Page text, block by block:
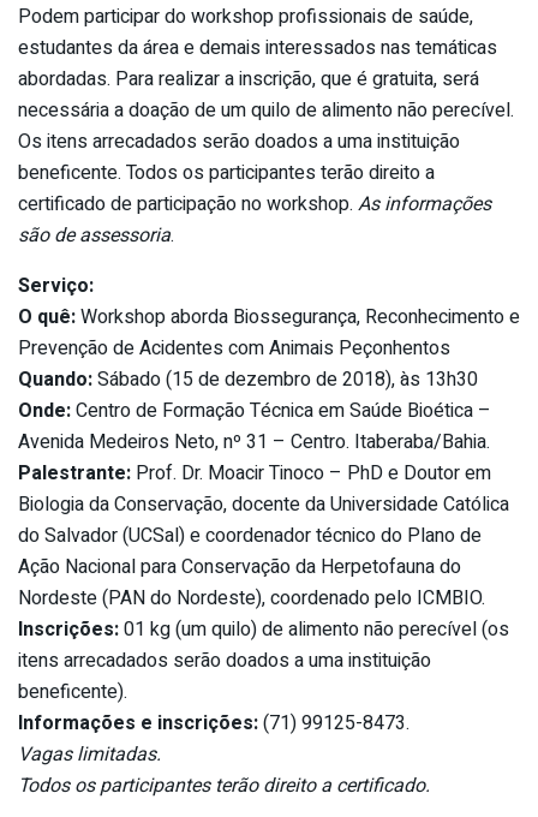
Podem participar do workshop profissionais de saúde,
estudantes da área e demais interessados nas temáticas
abordadas. Para realizar a inscrição, que é gratuita, será
necessária a doação de um quilo de alimento não perecível.
Os itens arrecadados serão doados a uma instituição
beneficente. Todos os participantes terão direito a
certificado de participação no workshop. As informações
são de assessoria.
Serviço:
O quê:Workshop aborda Biossegurança, Reconhecimento e
Prevenção de Acidentes com Animais Peçonhentos
Quando:Sábado (15 de dezembro de 2018), às 13h30
Onde:Centro de Formação Técnica em Saúde Bioética –
Avenida Medeiros Neto, nº 31 – Centro. Itaberaba/Bahia.
Palestrante: Prof. Dr. Moacir Tinoco – PhD e Doutor em
Biologia da Conservação, docente da Universidade Católica
do Salvador (UCSal) e coordenador técnico do Plano de
Ação Nacional para Conservação da Herpetofauna do
Nordeste (PAN do Nordeste), coordenado pelo ICMBIO.
Inscrições:01 kg (um quilo) de alimento não perecível (os
itens arrecadados serão doados a uma instituição
beneficente).
Informações e inscrições:(71) 99125-8473.
Vagas limitadas.
Todos os participantes terão direito a certificado.